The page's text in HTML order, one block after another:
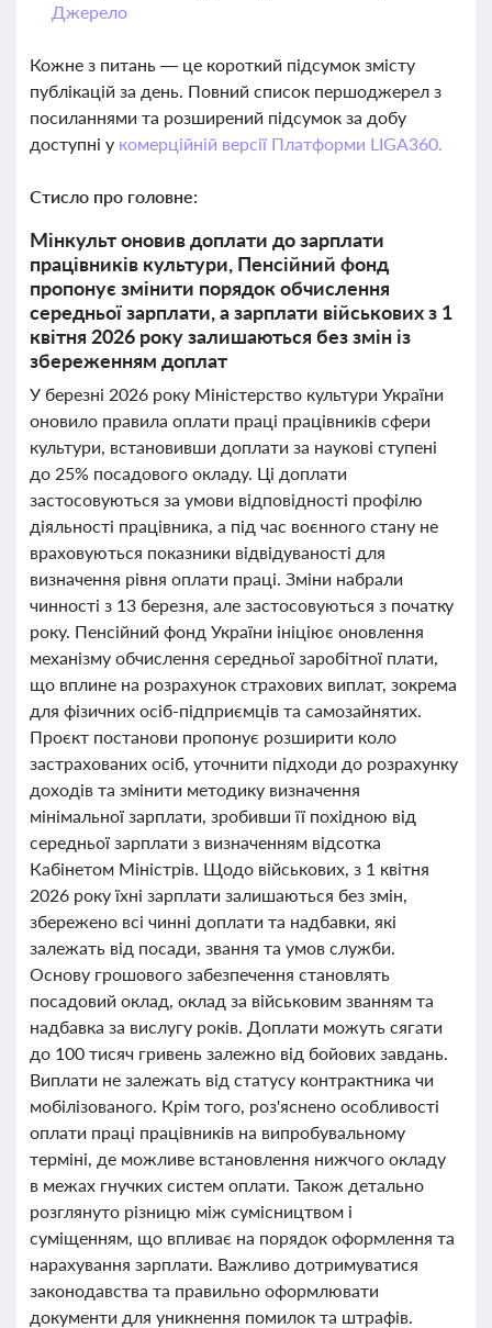
Джерело
Кожне з питань — це короткий підсумок змісту
публікацій за день. Повний список першоджерел з
посиланнями та розширений підсумок за добу
доступні у комерційній версії Платформи LIGA360.
Стисло про головне:
Мінкульт оновив доплати до зарплати
працівників культури, Пенсійний фонд
пропонує змінити порядок обчислення
середньої зарплати, а зарплати військових з 1
квітня 2026 року залишаються без змін із
збереженням доплат
У березні 2026 року Міністерство культури України
оновило правила оплати праці працівників сфери
культури, встановивши доплати за наукові ступені
до 25% посадового окладу. Ці доплати
застосовуються за умови відповідності профілю
діяльності працівника, а під час воєнного стану не
враховуються показники відвідуваності для
визначення рівня оплати праці. Зміни набрали
чинності з 13 березня, але застосовуються з початку
року. Пенсійний фонд України ініціює оновлення
механізму обчислення середньої заробітної плати,
що вплине на розрахунок страхових виплат, зокрема
для фізичних осіб-підприємців та самозайнятих.
Проєкт постанови пропонує розширити коло
застрахованих осіб, уточнити підходи до розрахунку
доходів та змінити методику визначення
мінімальної зарплати, зробивши її похідною від
середньої зарплати з визначенням відсотка
Кабінетом Міністрів. Щодо військових, з 1 квітня
2026 року їхні зарплати залишаються без змін,
збережено всі чинні доплати та надбавки, які
залежать від посади, звання та умов служби.
Основу грошового забезпечення становлять
посадовий оклад, оклад за військовим званням та
надбавка за вислугу років. Доплати можуть сягати
до 100 тисяч гривень залежно від бойових завдань.
Виплати не залежать від статусу контрактника чи
мобілізованого. Крім того, роз'яснено особливості
оплати праці працівників на випробувальному
терміні, де можливе встановлення нижчого окладу
в межах гнучких систем оплати. Також детально
розглянуто різницю між сумісництвом і
суміщенням, що впливає на порядок оформлення та
нарахування зарплати. Важливо дотримуватися
законодавства та правильно оформлювати
документи для уникнення помилок та штрафів.